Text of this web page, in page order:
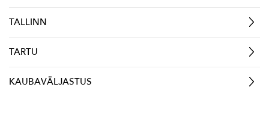
TALLINN
TARTU
KAUBAVÄLJASTUS